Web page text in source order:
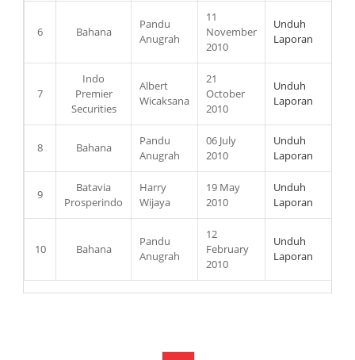
6 Bahana
Pandu
Anugrah
11
November
2010
Unduh
Laporan
7
Indo
Premier
Securities
Albert
Wicaksana
21
October
2010
Unduh
Laporan
8 Bahana
Pandu
Anugrah
06 July
2010
Unduh
Laporan
9
Batavia
Prosperindo
Harry
Wijaya
19 May
2010
Unduh
Laporan
10 Bahana
Pandu
Anugrah
12
February
2010
Unduh
Laporan